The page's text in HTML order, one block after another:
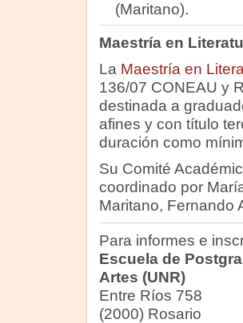
(Maritano).
Maestría en
La Maestría en
136/07 CONEAU y
destinada a
afines y con título
duración como
Su Comité
coordinado por
Maritano, Fernando
Para informes e
Escuela de
Artes (UNR)
Entre Ríos 758
(2000) Rosario